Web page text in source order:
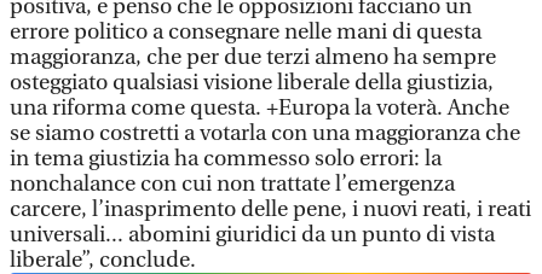
positiva, e penso che le opposizioni facciano un
errore politico a consegnare nelle mani di questa
maggioranza, che per due terzi almeno ha sempre
osteggiato qualsiasi visione liberale della giustizia,
una riforma come questa. +Europa la voterà. Anche
se siamo costretti a votarla con una maggioranza che
in tema giustizia ha commesso solo errori: la
nonchalance con cui non trattate l’emergenza
carcere, l’inasprimento delle pene, i nuovi reati, i reati
universali... abomini giuridici da un punto di vista
liberale”, conclude.